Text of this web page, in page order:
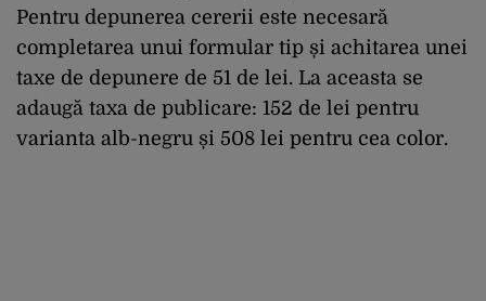
Pentru depunerea cererii este necesară
completarea unui formular tip și achitarea unei
taxe de depunere de 51 de lei. La aceasta se
adaugă taxa de publicare: 152 de lei pentru
varianta alb-negru și 508 lei pentru cea color.